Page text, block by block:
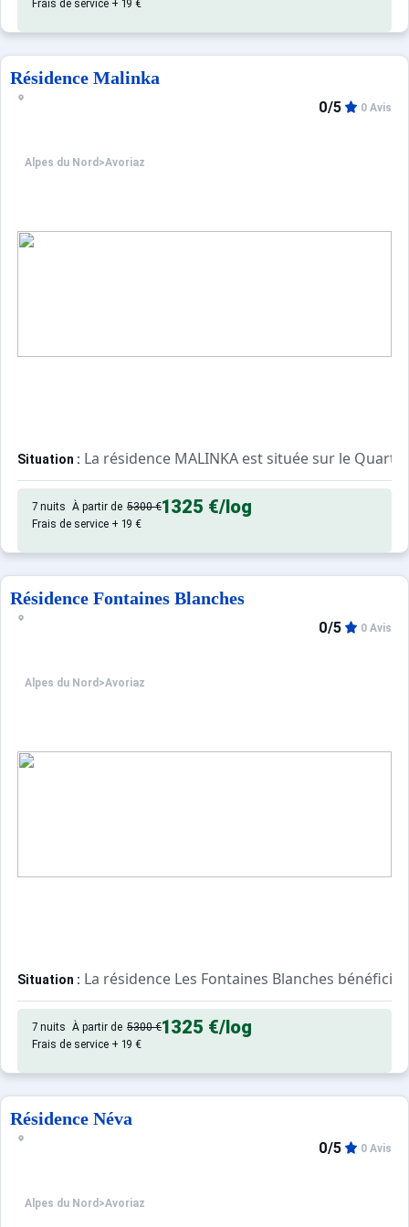
Confortable et agréable, ce
Frais de service + 19 €
Résidence Malinka
Alpes du Nord >Avoriaz
0/5 0 Avis
Situation : La résidence MALINKA est située sur le
Accès aux pistes par le "boulevard des skieurs" à
Appartement de particulier :
7 nuits À partir de 5300 €1325 €/log
Frais de service + 19 €
Résidence Fontaines Blanches
Alpes du Nord >Avoriaz
0/5 0 Avis
Situation : La résidence Les Fontaines Blanches
Tous les appartements sont orientés plein Sud
Appartement de particulier :
7 nuits À partir de 5300 €1325 €/log
Frais de service + 19 €
Résidence Néva
Alpes du Nord >Avoriaz
0/5 0 Avis